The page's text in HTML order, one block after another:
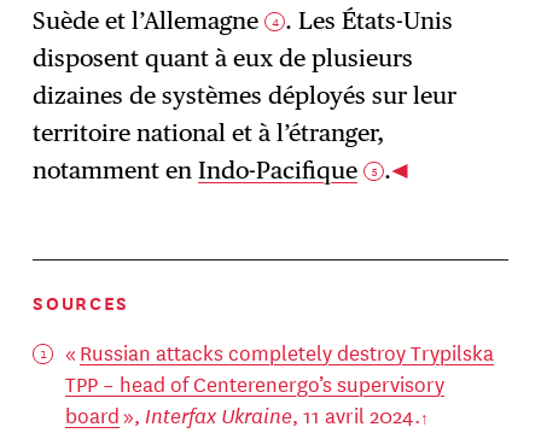
Suède et l’Allemagne 4 . Les États-Unis
disposent quant à eux de plusieurs
dizaines de systèmes déployés sur leur
territoire national et à l’étranger,
notamment enIndo-Pacifique 5 .
SOURCES
« Russian attacks completely destroy Trypilska
TPP – head of Centerenergo’s supervisory
board», Interfax Ukraine, 11 avril 2024.